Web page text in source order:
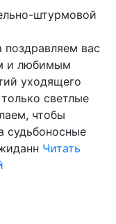
поздравляем вас
и любимым
уходящего
светлые
чтобы
Читать